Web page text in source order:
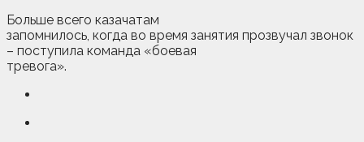
Больше всего казачатам
запомнилось, когда во время занятия прозвучал звонок
– поступила команда «боевая
тревога».